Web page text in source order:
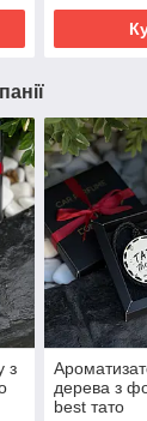
з
дерева з
best тато